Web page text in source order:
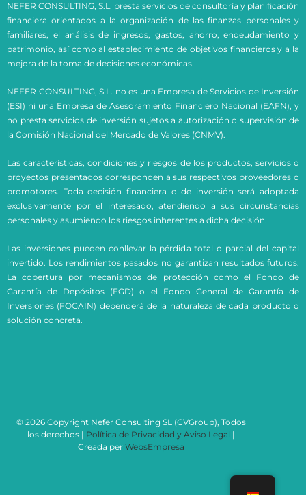
NEFER CONSULTING, S.L. presta servicios de consultoría y planificación
financiera orientados a la organización de las finanzas personales y
familiares, el análisis de ingresos, gastos, ahorro, endeudamiento y
patrimonio, así como al establecimiento de objetivos financieros y a la
mejora de la toma de decisiones económicas.
NEFER CONSULTING, S.L. no es una Empresa de Servicios de Inversión
(ESI) ni una Empresa de Asesoramiento Financiero Nacional (EAFN), y
no presta servicios de inversión sujetos a autorización o supervisión de
la Comisión Nacional del Mercado de Valores (CNMV).
Las características, condiciones y riesgos de los productos, servicios o
proyectos presentados corresponden a sus respectivos proveedores o
promotores. Toda decisión financiera o de inversión será adoptada
exclusivamente por el interesado, atendiendo a sus circunstancias
personales y asumiendo los riesgos inherentes a dicha decisión.
Las inversiones pueden conllevar la pérdida total o parcial del capital
invertido. Los rendimientos pasados no garantizan resultados futuros.
La cobertura por mecanismos de protección como el Fondo de
Garantía de Depósitos (FGD) o el Fondo General de Garantía de
Inversiones (FOGAIN) dependerá de la naturaleza de cada producto o
solución concreta.
© 2026 Copyright Nefer Consulting SL (CVGroup), Todos
los derechos | Política de Privacidad y Aviso Legal |
Creada per WebsEmpresa